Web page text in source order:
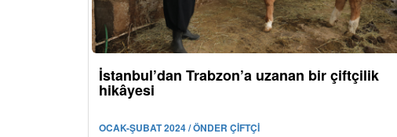
İstanbul’dan Trabzon’a uzanan bir çiftçilik
hikâyesi
OCAK-ŞUBAT 2024 / ÖNDER ÇİFTÇİ